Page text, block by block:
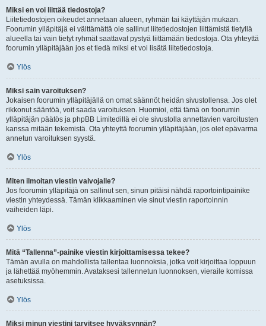
Miksi en voi liittää tiedostoja?
Liitetiedostojen oikeudet annetaan alueen, ryhmän tai käyttäjän mukaan.
Foorumin ylläpitäjä ei välttämättä ole sallinut liitetiedostojen liittämistä tietyllä
alueella tai vain tietyt ryhmät saattavat pystyä liittämään tiedostoja. Ota yhteyttä
foorumin ylläpitäjään jos et tiedä miksi et voi lisätä liitetiedostoja.
Ylös
Miksi sain varoituksen?
Jokaisen foorumin ylläpitäjällä on omat säännöt heidän sivustollensa. Jos olet
rikkonut sääntöä, voit saada varoituksen. Huomioi, että tämä on foorumin
ylläpitäjän päätös ja phpBB Limitedillä ei ole sivustolla annettavien varoitusten
kanssa mitään tekemistä. Ota yhteyttä foorumin ylläpitäjään, jos olet epävarma
annetun varoituksen syystä.
Ylös
Miten ilmoitan viestin valvojalle?
Jos foorumin ylläpitäjä on sallinut sen, sinun pitäisi nähdä raportointipainike
viestin yhteydessä. Tämän klikkaaminen vie sinut viestin raportoinnin
vaiheiden läpi.
Ylös
Mitä “Tallenna”-painike viestin kirjoittamisessa tekee?
Tämän avulla on mahdollista tallentaa luonnoksia, jotka voit kirjoittaa loppuun
ja lähettää myöhemmin. Avataksesi tallennetun luonnoksen, vieraile komissa
asetuksissa.
Ylös
Miksi minun viestini tarvitsee hyväksynnän?